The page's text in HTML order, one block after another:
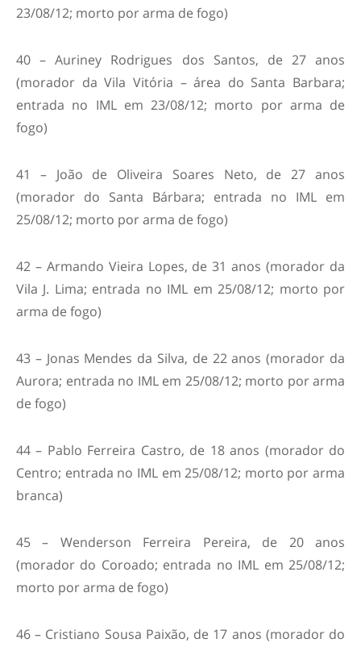
23/08/12; morto por arma de fogo)
40 – Auriney Rodrigues dos Santos, de 27 anos
(morador da Vila Vitória – área do Santa Barbara;
entrada no IML em 23/08/12; morto por arma de
fogo)
41 – João de Oliveira Soares Neto, de 27 anos
(morador do Santa Bárbara; entrada no IML em
25/08/12; morto por arma de fogo)
42 – Armando Vieira Lopes, de 31 anos (morador da
Vila J. Lima; entrada no IML em 25/08/12; morto por
arma de fogo)
43 – Jonas Mendes da Silva, de 22 anos (morador da
Aurora; entrada no IML em 25/08/12; morto por arma
de fogo)
44 – Pablo Ferreira Castro, de 18 anos (morador do
Centro; entrada no IML em 25/08/12; morto por arma
branca)
45 – Wenderson Ferreira Pereira, de 20 anos
(morador do Coroado; entrada no IML em 25/08/12;
morto por arma de fogo)
46 – Cristiano Sousa Paixão, de 17 anos (morador do